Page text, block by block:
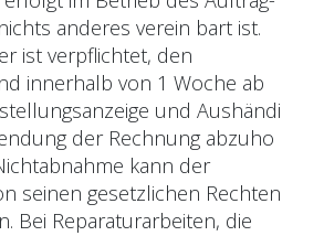
anderes verein bart ist.
ist verpflichtet, den
innerhalb von 1 Woche ab
und Aushändi
der Rechnung abzuho
kann der
seinen gesetzlichen Rechten
Bei Reparaturarbeiten, die